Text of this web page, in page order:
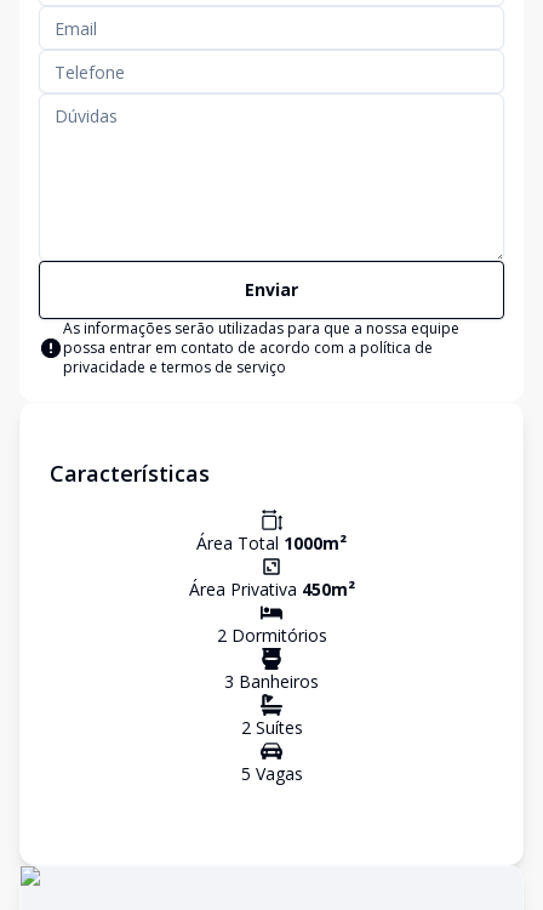
Enviar
As informações serão utilizadas para que a nossa equipe
possa entrar em contato de acordo com a política de
privacidade e termos de serviço
Características
Área Total 1000m²
Área Privativa 450m²
2Dormitórios
3 Banheiros
2Suítes
5 Vagas